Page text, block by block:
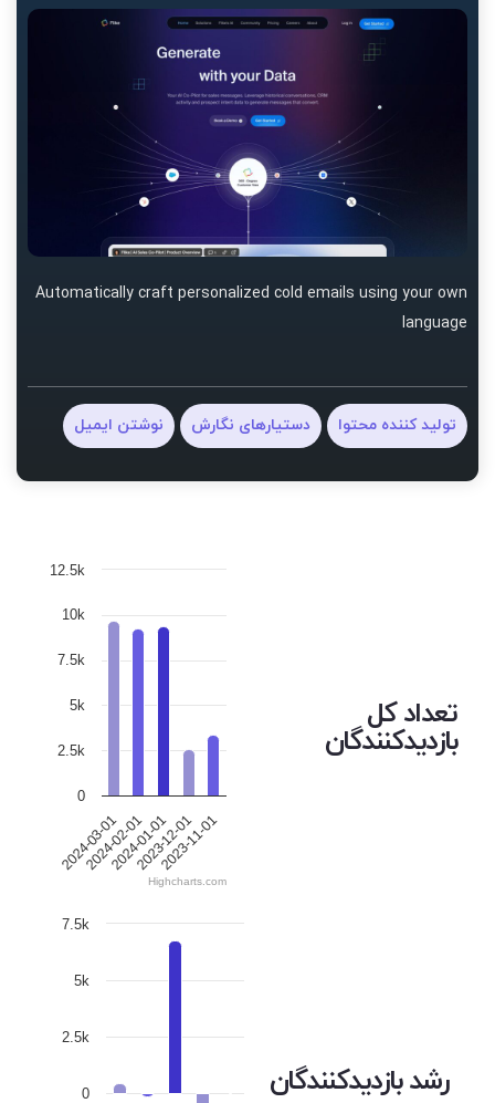
Automatically craft personalized cold emails using your own
language
تولید کننده محتوا دستیارهای نگارش نوشتن ایمیل
تعداد کل
بازدیدکنندگان
2024-03-01
2024-02-01
2024-01-01
2023-12-01
2023-11-01
0
2.5k
5k
7.5k
10k
12.5k
Highcharts.com
رشد بازدیدکنندگان 0
2.5k
5k
7.5k